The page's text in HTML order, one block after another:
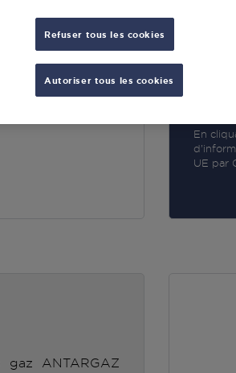
En
UE par
ANTARGAZ
Refuser tous les cookies
Autoriser tous les cookies